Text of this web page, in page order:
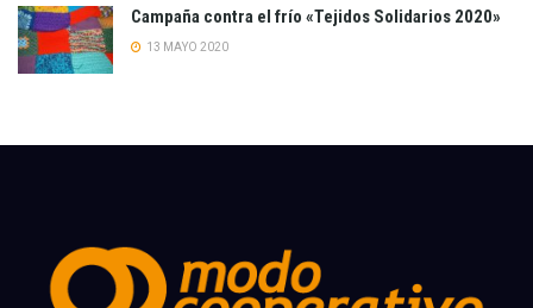
Campaña contra el frío «Tejidos Solidarios 2020»
13 MAYO 2020